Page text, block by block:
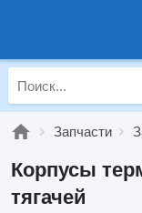
Запчасти
Корпусы
тягачей